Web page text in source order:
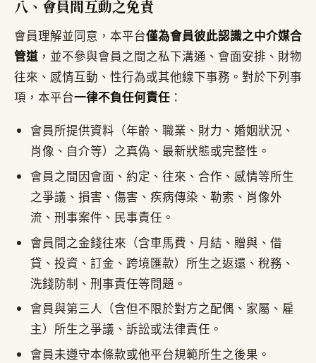
八、會員間互動之免責
會員理解並同意，本平台僅為會員彼此認識之中介媒合
管道 ，並不參與會員之間之私下溝通、會面安排、財物
往來、感情互動、性行為或其他線下事務。對於下列事
項，本平台一律不負任何責任 ：
會員所提供資料（年齡、職業、財力、婚姻狀況、
肖像、自介等）之真偽、最新狀態或完整性。
會員之間因會面、約定、往來、合作、感情等所生
之爭議、損害、傷害、疾病傳染、勒索、肖像外
流、刑事案件、民事責任。
會員間之金錢往來（含車馬費、月結、贈與、借
貸、投資、訂金、跨境匯款）所生之返還、稅務、
洗錢防制、刑事責任等問題。
會員與第三人（含但不限於對方之配偶、家屬、雇
主）所生之爭議、訴訟或法律責任。
會員未遵守本條款或他平台規範所生之後果。